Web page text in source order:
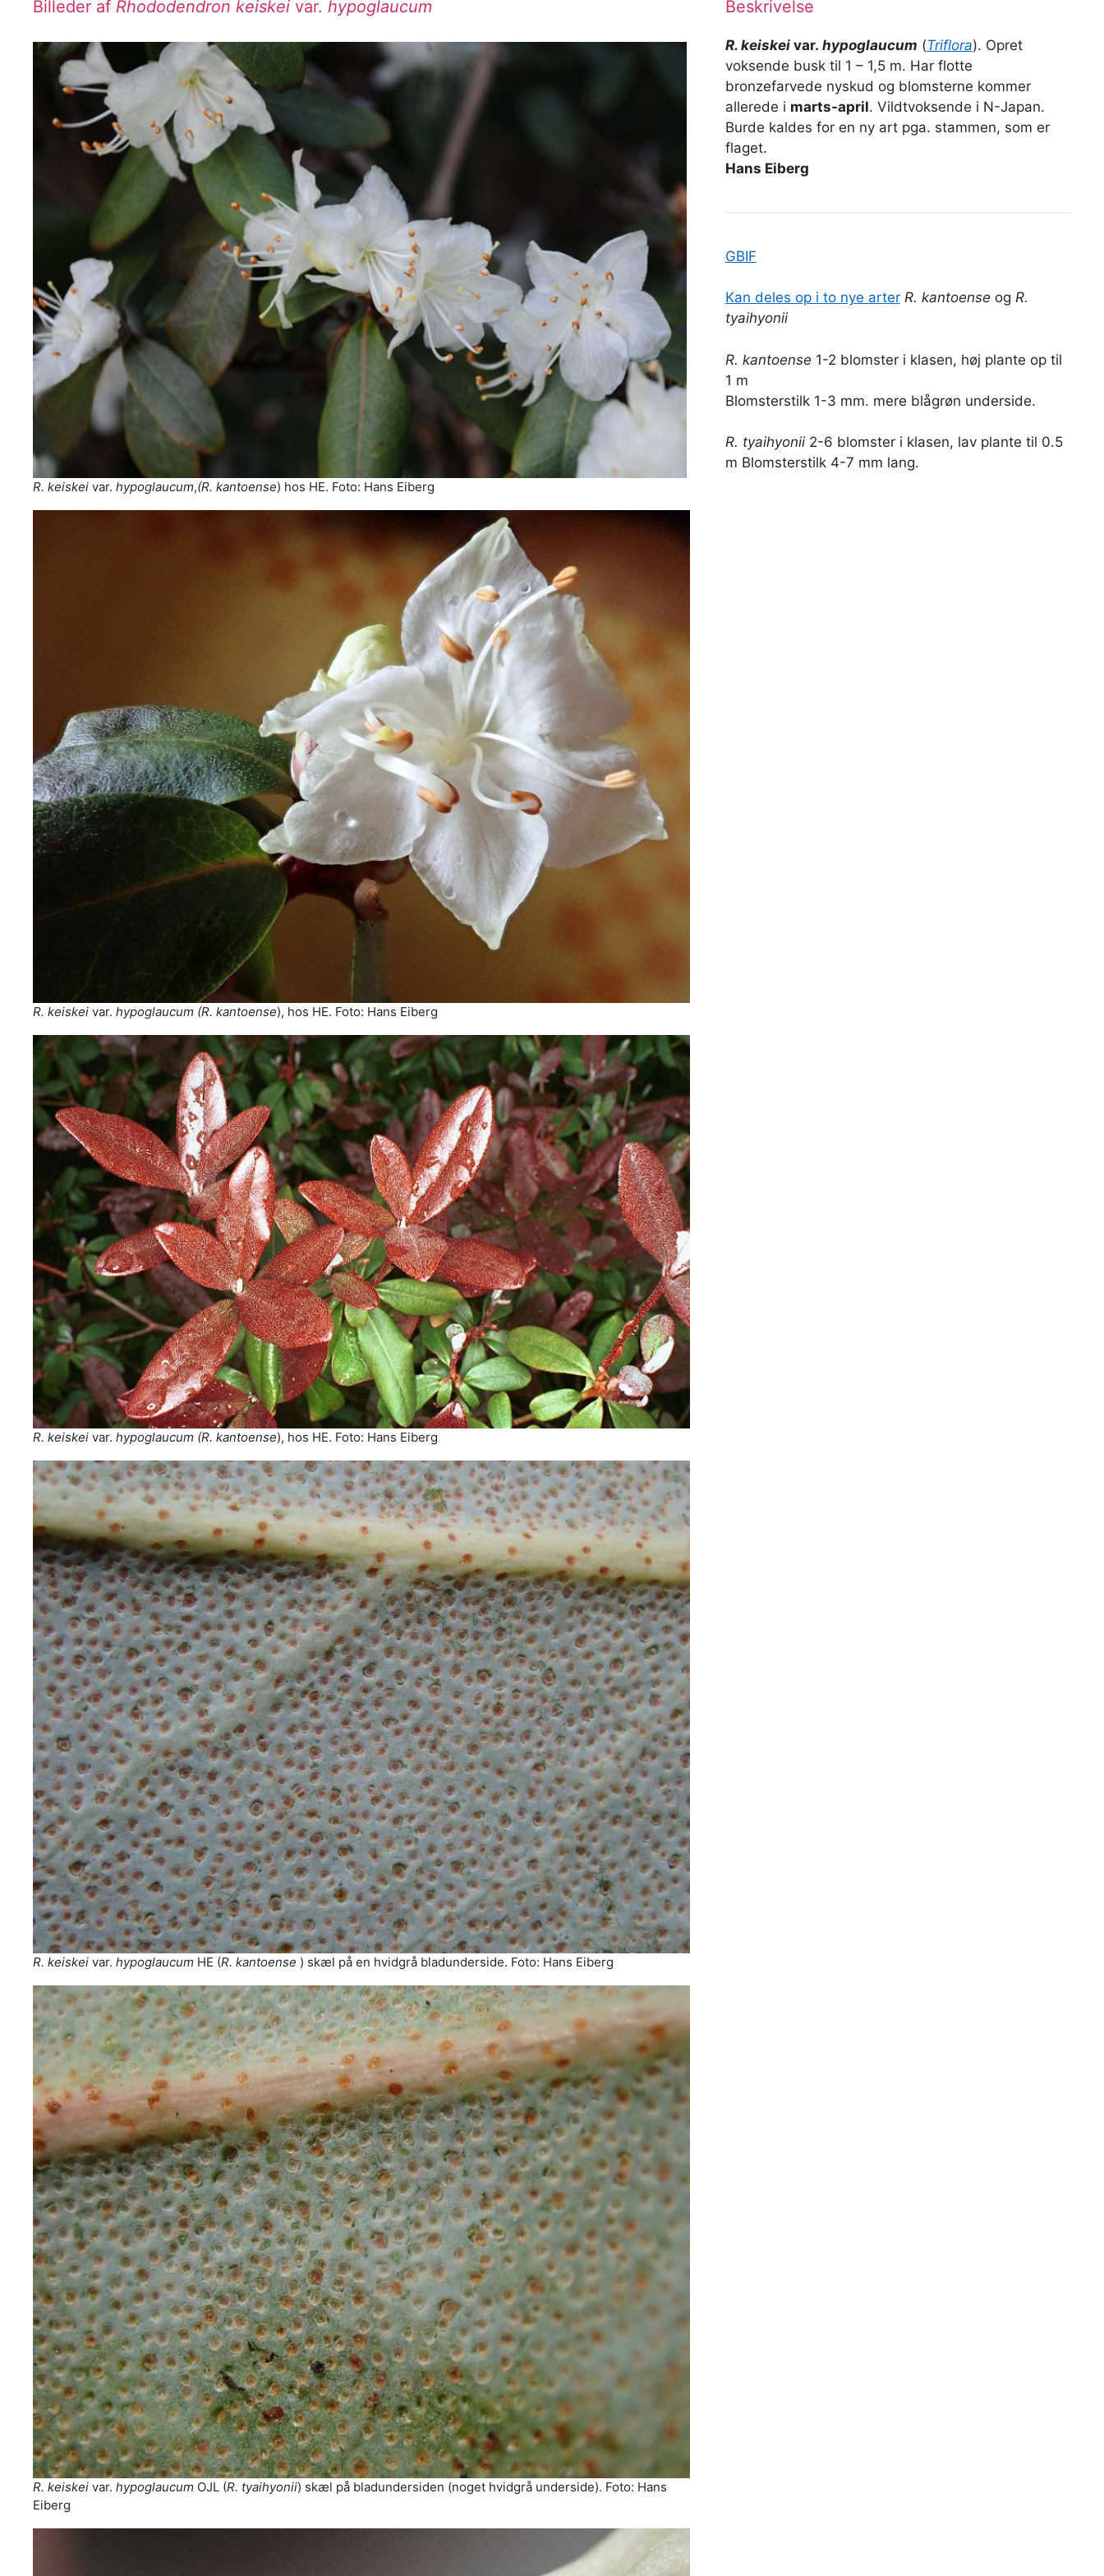
Billeder af Rhododendron keiskei var. hypoglaucum
R. keiskei var. hypoglaucum,(R. kantoense) hos HE. Foto: Hans Eiberg
R. keiskei var. hypoglaucum (R. kantoense), hos HE. Foto: Hans Eiberg
R. keiskei var. hypoglaucum (R. kantoense), hos HE. Foto: Hans Eiberg
R. keiskei var. hypoglaucum HE (R. kantoense ) skæl på en hvidgrå bladunderside. Foto: Hans Eiberg
R. keiskei var. hypoglaucum OJL (R. tyaihyonii) skæl på bladundersiden (noget hvidgrå underside). Foto: Hans
Eiberg
Beskrivelse
R. keiskeivar. hypoglaucum (Triflora). Opret
voksende busk til 1 – 1,5 m. Har flotte
bronzefarvede nyskud og blomsterne kommer
allerede i marts-april. Vildtvoksende i N-Japan.
Burde kaldes for en ny art pga. stammen, som er
flaget.
Hans Eiberg
GBIF
Kan deles op i to nye arter R. kantoense og R.
tyaihyonii
R. kantoense 1-2 blomster i klasen, høj plante op til
1 m
Blomsterstilk 1-3 mm. mere blågrøn underside.
R. tyaihyonii2-6 blomster i klasen, lav plante til 0.5
m Blomsterstilk 4-7 mm lang.